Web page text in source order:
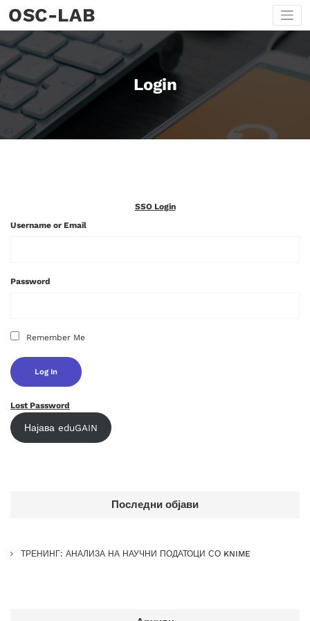
content
OSC-LAB
Login
SSO Login
Username or Email
Password
Remember Me
Lost Password
Најава eduGAIN
Последни објави
ТРЕНИНГ: АНАЛИЗА НА НАУЧНИ ПОДАТОЦИ СО KNIME